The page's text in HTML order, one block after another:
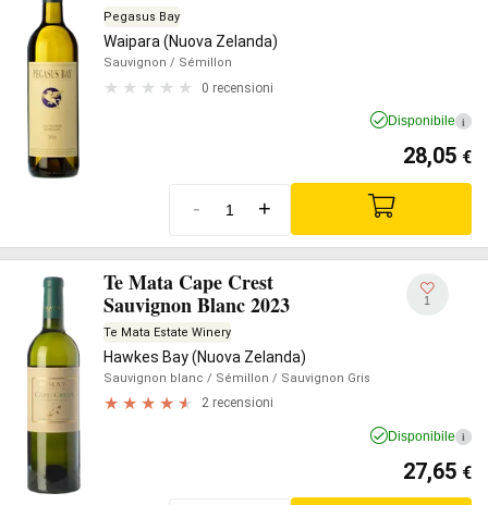
Pegasus Bay
Waipara (Nuova Zelanda)
Sauvignon / Sémillon
0 recensioni
Disponibile i
28,05 €
- +
Te Mata Cape Crest
Sauvignon Blanc 2023
Te Mata Estate Winery
Hawkes Bay (Nuova Zelanda)
Sauvignon blanc / Sémillon / Sauvignon Gris
2 recensioni
1
Disponibile i
27,65 €